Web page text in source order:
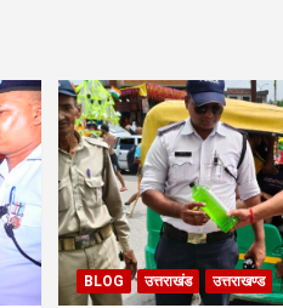
BLOG उत्तराखंड उत्तराखण्ड